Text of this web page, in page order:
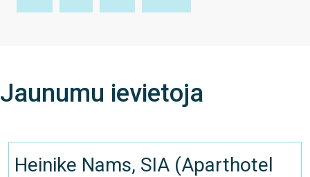
Jaunumu ievietoja
Heinike Nams, SIA (Aparthotel